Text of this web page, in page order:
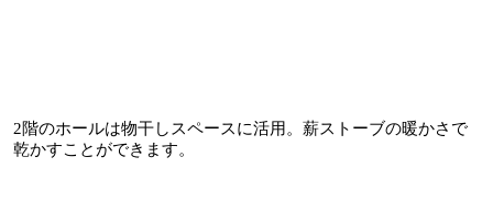
2階のホールは物干しスペースに活用。薪ストーブの暖かさで
乾かすことができます。